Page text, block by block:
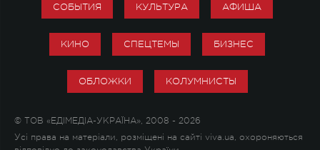
СОБЫТИЯ КУЛЬТУРА АФИША
КИНО СПЕЦТЕМЫ БИЗНЕС
ОБЛОЖКИ КОЛУМНИСТЫ
© ТОВ «ЕДІМЕДІА-УКРАЇНА», 2008 - 2026
Усі права на матеріали, розміщені на сайті viva.ua, охороняються